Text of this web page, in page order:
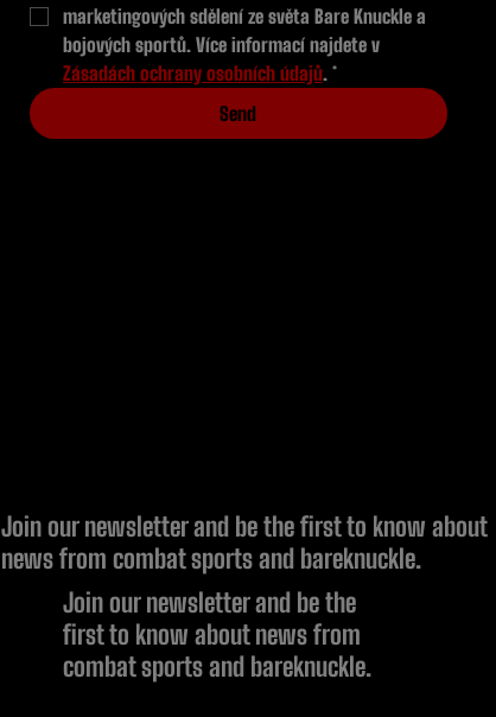
marketingových sdělení ze světa Bare Knuckle a
Zásadách ochrany osobních údajů. *
Send
Join our newsletter and be the first to know about
news from combat sports and bareknuckle.
Join our newsletter and be the
first to know about news from
combat sports and bareknuckle.